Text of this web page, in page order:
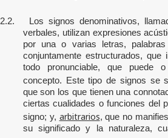
2.2.
Los signos denominativos,
verbales, utilizan expresiones
por una o varias letras,
conjuntamente estructurados, que
todo pronunciable, que puede
concepto. Este tipo de signos se
que son los que tienen una
ciertas cualidades o funciones del
signo; y, arbitrarios, que no
su significado y la naturaleza,